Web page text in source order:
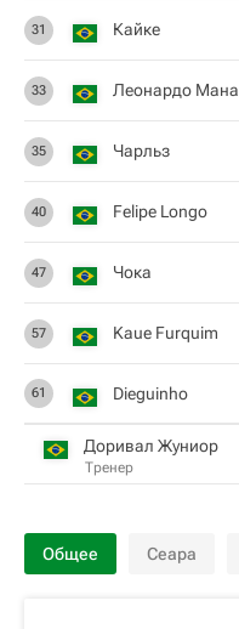
31 Кайке
33 Леонардо Мана
35 Чарльз
40 Felipe Longo
47 Чока
57 Kaue Furquim
61 Dieguinho
Доривал Жуниор
Тренер
Общее Сеара